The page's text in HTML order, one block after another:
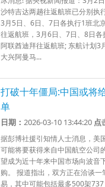
沙特吉达两趟往返航班已分别执
3月5日、6日、7日各执行1班北
往返航班，3月6日、7日、8日
阿联酋迪拜往返航班; 东航计划3
大兴阿曼马...
打破十年僵局:中国或将
单
日期：2026-03-10 13:44:20 点
据彭博社援引知情人士消息，美
可能将要获得来自中国航空公司
望成为近十年来中国市场向波音
购。 报道指出，双方正在洽谈一
易，其中可能包括最多500架737